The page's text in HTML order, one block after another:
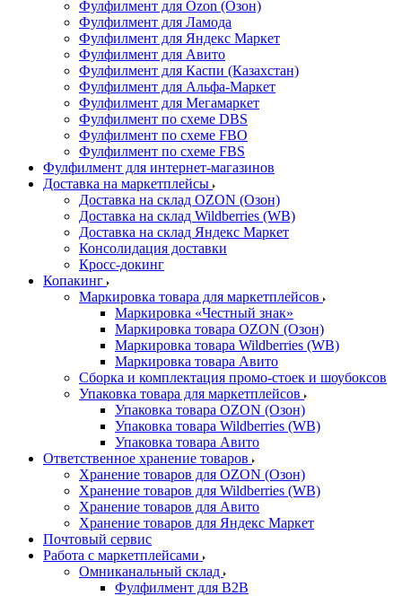
Фулфилмент для Ozon (Озон)
Фулфилмент для Ламода
Фулфилмент для Яндекс Маркет
Фулфилмент для Авито
Фулфилмент для Каспи (Казахстан)
Фулфилмент для Альфа-Маркет
Фулфилмент для Мегамаркет
Фулфилмент по схеме DBS
Фулфилмент по схеме FBO
Фулфилмент по схеме FBS
Фулфилмент для интернет-магазинов
Доставка на маркетплейсы
Доставка на склад OZON (Озон)
Доставка на склад Wildberries (WB)
Доставка на склад Яндекс Маркет
Консолидация доставки
Кросс-докинг
Копакинг
Маркировка товара для маркетплейсов
Маркировка «Честный знак»
Маркировка товара OZON (Озон)
Маркировка товара Wildberries (WB)
Маркировка товара Авито
Сборка и комплектация промо-стоек и шоубоксов
Упаковка товара для маркетплейсов
Упаковка товара OZON (Озон)
Упаковка товара Wildberries (WB)
Упаковка товара Авито
Ответственное хранение товаров
Хранение товаров для OZON (Озон)
Хранение товаров для Wildberries (WB)
Хранение товаров для Авито
Хранение товаров для Яндекс Маркет
Почтовый сервис
Работа с маркетплейсами
Омниканальный склад
Фулфилмент для B2B